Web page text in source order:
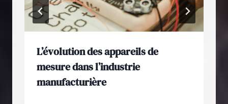
L’évolution des appareils de
mesure dans l’industrie
manufacturière